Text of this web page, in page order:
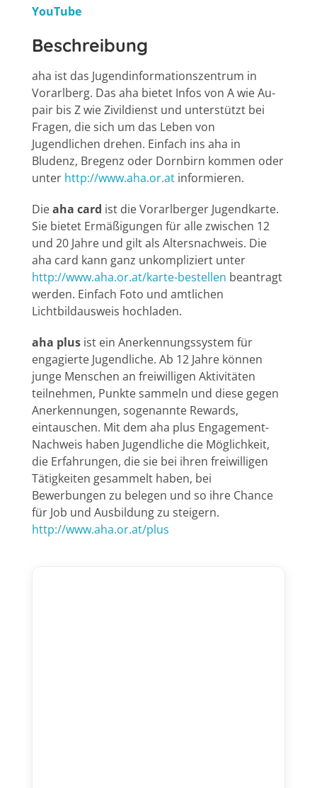
YouTube
Beschreibung
aha ist das Jugendinformationszentrum in
Vorarlberg. Das aha bietet Infos von A wie Au-
pair bis Z wie Zivildienst und unterstützt bei
Fragen, die sich um das Leben von
Jugendlichen drehen. Einfach ins aha in
Bludenz, Bregenz oder Dornbirn kommen oder
unter http://www.aha.or.at informieren.
Dieaha card ist die Vorarlberger Jugendkarte.
Sie bietet Ermäßigungen für alle zwischen 12
und 20 Jahre und gilt als Altersnachweis. Die
aha card kann ganz unkompliziert unter
http://www.aha.or.at/karte-bestellen beantragt
werden. Einfach Foto und amtlichen
Lichtbildausweis hochladen.
aha plus ist ein Anerkennungssystem für
engagierte Jugendliche. Ab 12 Jahre können
junge Menschen an freiwilligen Aktivitäten
teilnehmen, Punkte sammeln und diese gegen
Anerkennungen, sogenannte Rewards,
eintauschen. Mit dem aha plus Engagement-
Nachweis haben Jugendliche die Möglichkeit,
die Erfahrungen, die sie bei ihren freiwilligen
Tätigkeiten gesammelt haben, bei
Bewerbungen zu belegen und so ihre Chance
für Job und Ausbildung zu steigern.
http://www.aha.or.at/plus